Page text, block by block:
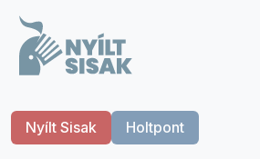
Nyílt Sisak Holtpont